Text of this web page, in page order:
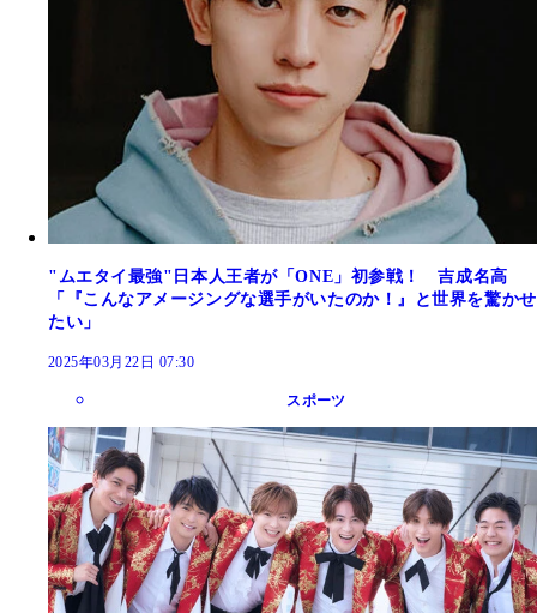
"ムエタイ最強"日本人王者が「ONE」初参戦！ 吉成名高
「『こんなアメージングな選手がいたのか！』と世界を驚かせ
たい」
2025年03月22日 07:30
スポーツ